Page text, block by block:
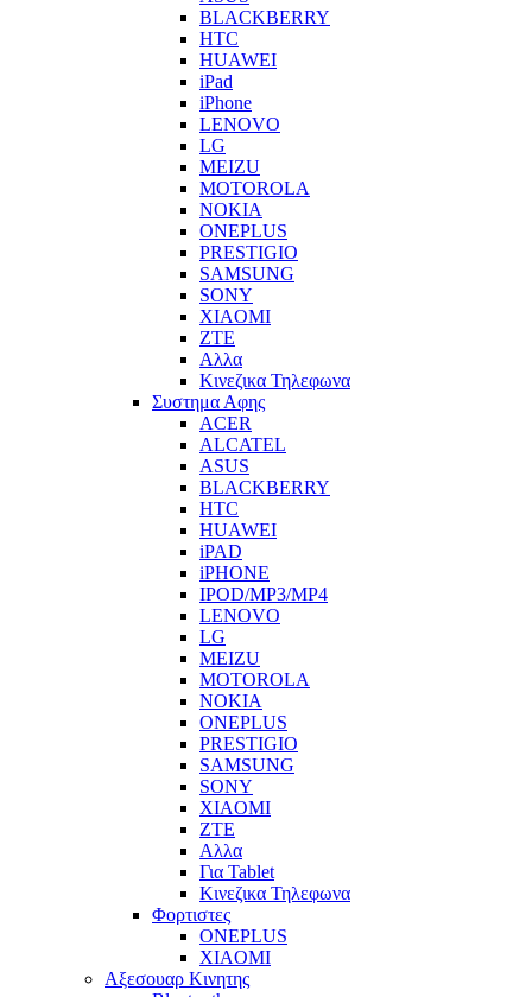
BLACKBERRY
HTC
HUAWEI
iPad
iPhone
LENOVO
LG
MEIZU
MOTOROLA
NOKIA
ONEPLUS
PRESTIGIO
SAMSUNG
SONY
XIAOMI
ZTE
Αλλα
Κινεζικα Τηλεφωνα
Συστημα Αφης
ACER
ALCATEL
ASUS
BLACKBERRY
HTC
HUAWEI
iPAD
iPHONE
IPOD/MP3/MP4
LENOVO
LG
MEIZU
MOTOROLA
NOKIA
ONEPLUS
PRESTIGIO
SAMSUNG
SONY
XIAOMI
ZTE
Αλλα
Για Tablet
Κινεζικα Τηλεφωνα
Φορτιστες
ONEPLUS
XIAOMI
Αξεσουαρ Κινητης